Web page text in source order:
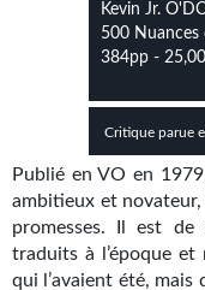
Archive du Futur
Quarante-Deux
Kvasar
Pulps
Kevin Jr.
500 Nuances
384pp -
Critique parue
Publié en VO en
ambitieux et
promesses. Il est de
traduits à l’époque
qui l’avaient été, mais